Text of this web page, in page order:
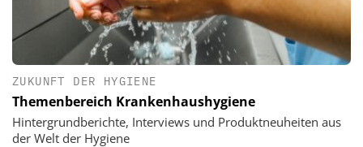
ZUKUNFT DER HYGIENE
Themenbereich Krankenhaushygiene
Hintergrundberichte, Interviews und Produktneuheiten aus
der Welt der Hygiene